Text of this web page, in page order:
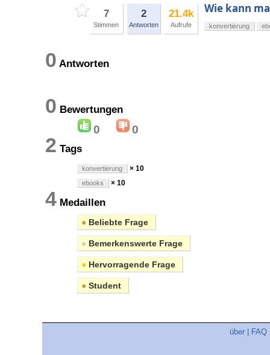
7
Stimmen
2
Antworten
21.4k
Aufrufe
Wie kann
konvertierung
0 Antworten
0 Bewertungen
0 0
2 Tags
konvertierung × 10
ebooks × 10
4 Medaillen
● Beliebte Frage
● Bemerkenswerte Frage
● Hervorragende Frage
● Student
über FAQ